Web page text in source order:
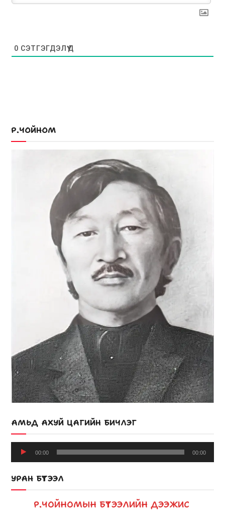
0 СЭТГЭГДЭЛҮҮД
Р.ЧОЙНОМ
АМЬД АХУЙ ЦАГИЙН БИЧЛЭГ
Audio
Player
00:00 00:00
УРАН БҮТЭЭЛ
Р.ЧОЙНОМЫН БҮТЭЭЛИЙН ДЭЭЖИС